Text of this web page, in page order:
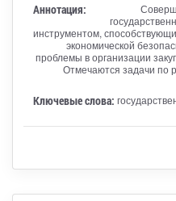
Аннотация:
инструментом,
экономической
проблемы в организации
Отмечаются задачи по
Ключевые слова: